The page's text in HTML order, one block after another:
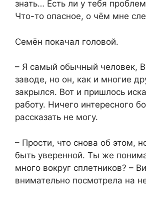
знать… Есть ли у тебя
Что-то опасное, о чём мне
Семён покачал головой.
– Я самый обычный человек,
заводе, но он, как и многие
закрылся. Вот и пришлось
работу. Ничего интересного
рассказать не могу.
– Прости, что снова об этом,
быть уверенной. Ты же
много вокруг сплетников? –
внимательно посмотрела на